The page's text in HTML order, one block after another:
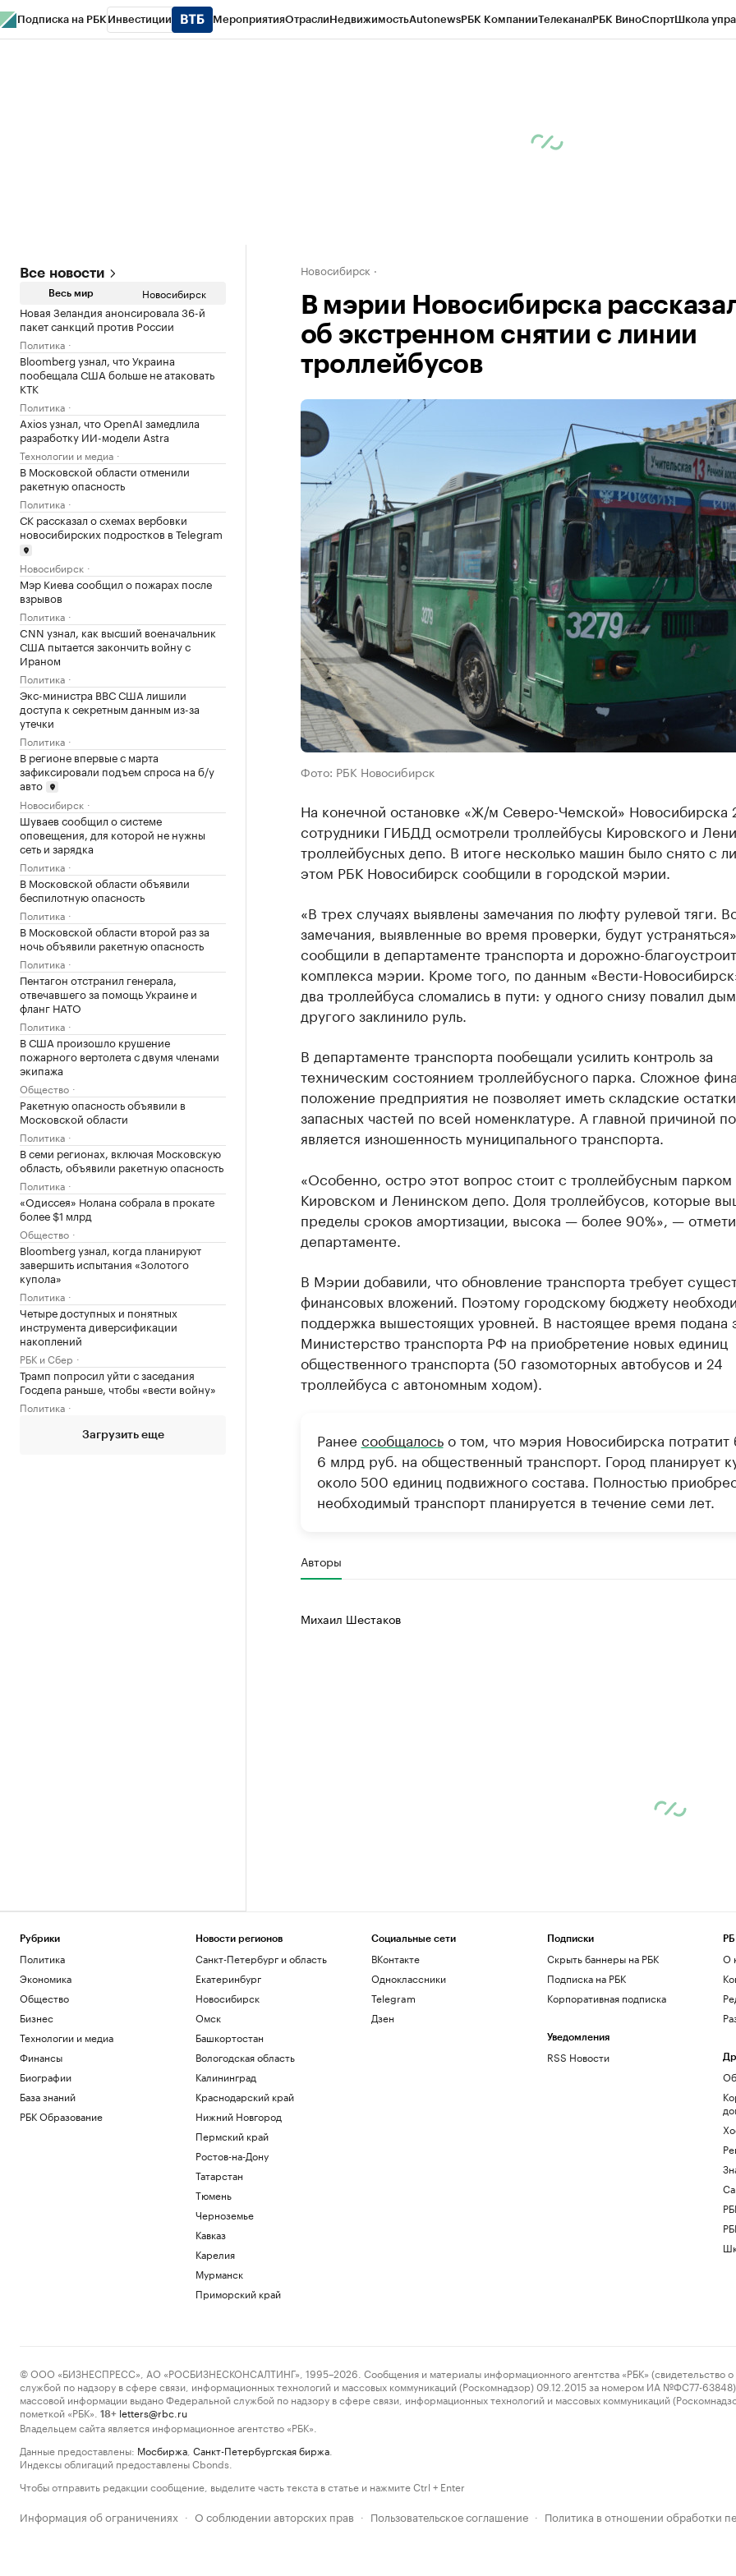
Подписка на РБК Инвестиции МероприятияОтраслиНедвижимостьAutonewsРБК КомпанииТелеканалРБК ВиноСпортШкола
Все новости
Весь мир Новосибирск
Новая Зеландия анонсировала 36-й
пакет санкций против России
Политика
Bloomberg узнал, что Украина
пообещала США больше не атаковать
КТК
Политика
Axios узнал, что OpenAI замедлила
разработку ИИ-модели Astra
Технологии и медиа
В Московской области отменили
ракетную опасность
Политика
СК рассказал о схемах вербовки
новосибирских подростков в Telegram
Новосибирск
Мэр Киева сообщил о пожарах после
взрывов
Политика
CNN узнал, как высший военачальник
США пытается закончить войну с
Ираном
Политика
Экс-министра ВВС США лишили
доступа к секретным данным из-за
утечки
Политика
В регионе впервые с марта
зафиксировали подъем спроса на б/у
авто
Новосибирск
Шуваев сообщил о системе
оповещения, для которой не нужны
сеть и зарядка
Политика
В Московской области объявили
беспилотную опасность
Политика
В Московской области второй раз за
ночь объявили ракетную опасность
Политика
Пентагон отстранил генерала,
отвечавшего за помощь Украине и
фланг НАТО
Политика
В США произошло крушение
пожарного вертолета с двумя членами
экипажа
Общество
Ракетную опасность объявили в
Московской области
Политика
В семи регионах, включая Московскую
область, объявили ракетную опасность
Политика
«Одиссея» Нолана собрала в прокате
более $1 млрд
Общество
Bloomberg узнал, когда планируют
завершить испытания «Золотого
купола»
Политика
Четыре доступных и понятных
инструмента диверсификации
накоплений
РБК и Сбер
Трамп попросил уйти с заседания
Госдепа раньше, чтобы «вести войну»
Политика
Загрузить еще
Новосибирск
В мэрии Новосибирска
об экстренном снятии с линии
троллейбусов
Фото: РБК Новосибирск
На конечной остановке «Ж/м Северо-Чемской» Новосибирска
сотрудники ГИБДД осмотрели троллейбусы Кировского и
троллейбусных депо. В итоге несколько машин было снято с
этом РБК Новосибирск сообщили в городской мэрии.
«В трех случаях выявлены замечания по люфту рулевой тяги.
замечания, выявленные во время проверки, будут
сообщили в департаменте транспорта и дорожно-
комплекса мэрии. Кроме того, по данным «Вести-
два троллейбуса сломались в пути: у одного снизу повалил
другого заклинило руль.
В департаменте транспорта пообещали усилить контроль за
техническим состоянием троллейбусного парка. Сложное
положение предприятия не позволяет иметь складские остатки
запасных частей по всей номенклатуре. А главной причиной
является изношенность муниципального транспорта.
«Особенно, остро этот вопрос стоит с троллейбусным парком
Кировском и Ленинском депо. Доля троллейбусов, которые
пределы сроков амортизации, высока — более 90%», —
департаменте.
В Мэрии добавили, что обновление транспорта требует
финансовых вложений. Поэтому городскому бюджету
поддержка вышестоящих уровней. В настоящее время подана
Министерство транспорта РФ на приобретение новых единиц
общественного транспорта (50 газомоторных автобусов и 24
троллейбуса с автономным ходом).
Ранее сообщалосьо том, что мэрия Новосибирска потратит
6 млрд руб. на общественный транспорт. Город планирует
около 500 единиц подвижного состава. Полностью
необходимый транспорт планируется в течение семи лет.
Авторы
Михаил Шестаков
Рубрики
Политика
Экономика
Общество
Бизнес
Технологии и медиа
Финансы
Биографии
База знаний
РБК Образование
Новости регионов
Санкт-Петербург и область
Екатеринбург
Новосибирск
Омск
Башкортостан
Вологодская область
Калининград
Краснодарский край
Нижний Новгород
Пермский край
Ростов-на-Дону
Татарстан
Тюмень
Черноземье
Кавказ
Карелия
Мурманск
Приморский край
Социальные сети
ВКонтакте
Одноклассники
Telegram
Дзен
Подписки
Скрыть баннеры на РБК
Подписка на РБК
Корпоративная подписка
Уведомления
RSS Новости
О
© ООО «БИЗНЕСПРЕСС», АО «РОСБИЗНЕСКОНСАЛТИНГ», 1995–2026. Сообщения и материалы информационного агентства «РБК» (свидетельство о
службой по надзору в сфере связи, информационных технологий и массовых коммуникаций (Роскомнадзор) 09.12.2015 за номером ИА №ФС77-63848)
массовой информации выдано Федеральной службой по надзору в сфере связи, информационных технологий и массовых коммуникаций
пометкой «РБК».
18+ letters@rbc.ru
Владельцем сайта является информационное агентство «РБК».
Данные предоставлены: Мосбиржа Санкт-Петербургская биржа
Индексы облигаций предоставлены Cbonds.
Чтобы отправить редакции сообщение, выделите часть текста в статье и нажмите Ctrl + Enter
Информация об ограничениях · О соблюдении авторских прав · Пользовательское соглашение · Политика в отношении обработки